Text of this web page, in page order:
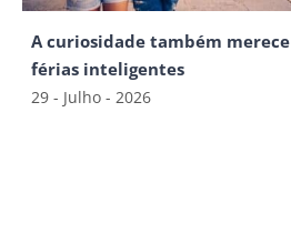
A curiosidade também merece
férias inteligentes
29 - Julho - 2026